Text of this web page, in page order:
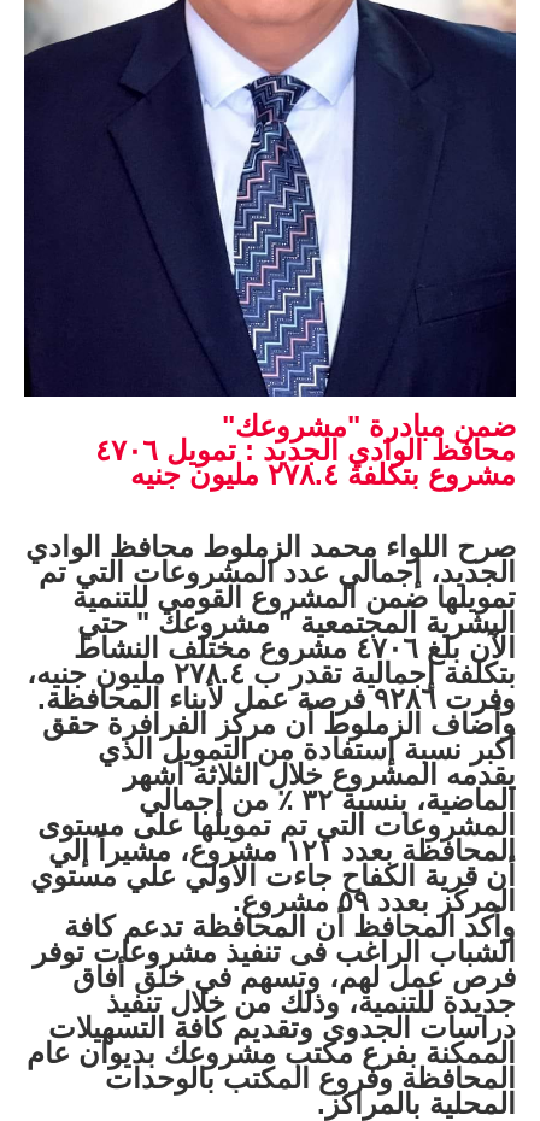
ضمن مبادرة "مشروعك"
محافظ الوادي الجديد : تمويل ٤٧٠٦
مشروع بتكلفة ٢٧٨.٤ مليون جنيه
صرح اللواء محمد الزملوط محافظ الوادي
الجديد، إجمالي عدد المشروعات التي تم
تمويلها ضمن المشروع القومي للتنمية
البشرية المجتمعية " مشروعك " حتي
الآن بلغ ٤٧٠٦ مشروع مختلف النشاط
بتكلفة إجمالية تقدر ب ٢٧٨.٤ مليون جنيه،
وفرت ٩٢٨٦ فرصة عمل لأبناء المحافظة.
وأضاف الزملوط أن مركز الفرافرة حقق
أكبر نسبة إستفادة من التمويل الذي
يقدمه المشروع خلال الثلاثة أشهر
الماضية، بنسبة ٣٢ ٪ من إجمالي
المشروعات التي تم تمويلها على مستوى
المحافظة بعدد ١٢١ مشروع، مشيراً إلي
أن قرية الكفاح جاءت الأولي علي مستوي
المركز بعدد ٥٩ مشروع.
وأكد المحافظ أن المحافظة تدعم كافة
الشباب الراغب فى تنفيذ مشروعات توفر
فرص عمل لهم، وتسهم في خلق أفاق
جديدة للتنمية، وذلك من خلال تنفيذ
دراسات الجدوى وتقديم كافة التسهيلات
الممكنة بفرع مكتب مشروعك بديوان عام
المحافظة وفروع المكتب بالوحدات
المحلية بالمراكز.